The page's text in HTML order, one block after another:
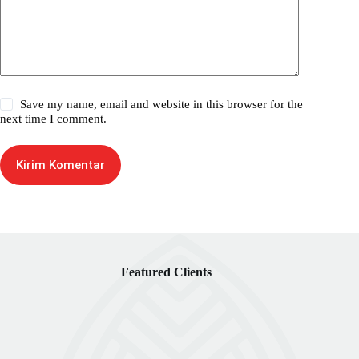
Save my name, email and website in this browser for the
next time I comment.
Kirim Komentar
Featured Clients